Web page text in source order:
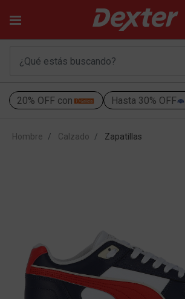
20% OFF con Hasta 30% OFF
Hombre Calzado Zapatillas